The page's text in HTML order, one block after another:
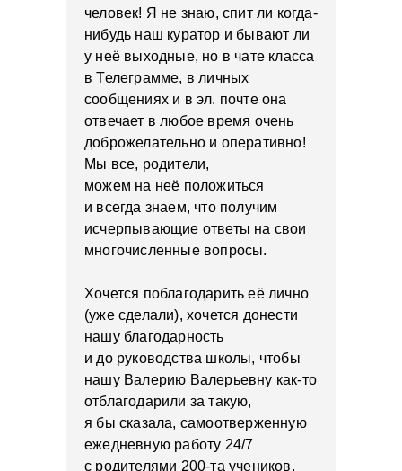
человек! Я не знаю, спит ли когда-
нибудь наш куратор и бывают ли
у неё выходные, но в чате класса
в Телеграмме, в личных
сообщениях и в эл. почте она
отвечает в любое время очень
доброжелательно и оперативно!
Мы все, родители,
можем на неё положиться
и всегда знаем, что получим
исчерпывающие ответы на свои
многочисленные вопросы.
Хочется поблагодарить её лично
(уже сделали), хочется донести
нашу благодарность
и до руководства школы, чтобы
нашу Валерию Валерьевну как-то
отблагодарили за такую,
я бы сказала, самоотверженную
ежедневную работу 24/7
с родителями 200-та учеников.